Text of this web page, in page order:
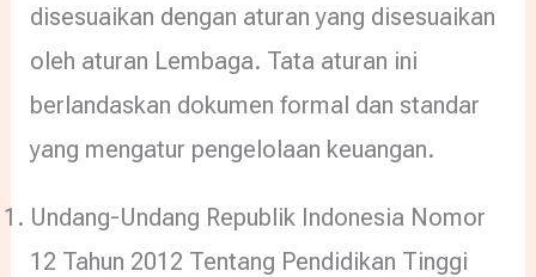
disesuaikan dengan aturan yang disesuaikan
oleh aturan Lembaga. Tata aturan ini
berlandaskan dokumen formal dan standar
yang mengatur pengelolaan keuangan.
Undang-Undang Republik Indonesia Nomor
12 Tahun 2012 Tentang Pendidikan Tinggi